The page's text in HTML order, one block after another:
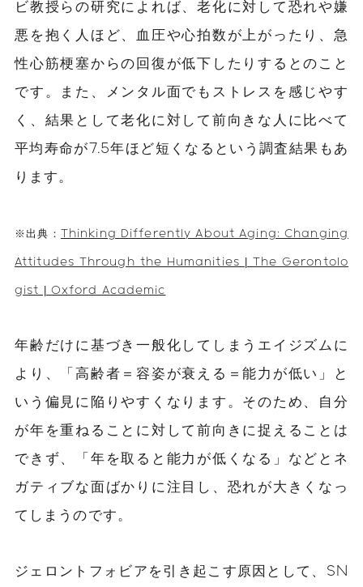
ビ教授らの研究によれば、老化に対して恐れや嫌
悪を抱く人ほど、血圧や心拍数が上がったり、急
性心筋梗塞からの回復が低下したりするとのこと
です。また、メンタル面でもストレスを感じやす
く、結果として老化に対して前向きな人に比べて
平均寿命が7.5年ほど短くなるという調査結果もあ
ります。
※出典： Thinking Differently About Aging: Changing
Attitudes Through the Humanities | The Gerontolo
gist | Oxford Academic
年齢だけに基づき一般化してしまうエイジズムに
より、「高齢者＝容姿が衰える＝能力が低い」と
いう偏見に陥りやすくなります。そのため、自分
が年を重ねることに対して前向きに捉えることは
できず、「年を取ると能力が低くなる」などとネ
ガティブな面ばかりに注目し、恐れが大きくなっ
てしまうのです。
ジェロントフォビアを引き起こす原因として、SN